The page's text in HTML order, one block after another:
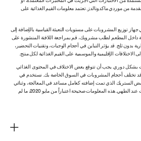
من الاختبارات التي أجريت في المختبرات المعتمدة، أو
من موردي ماكدونالدز. تعتمد معلومات القيم الغذائية على
توزيع المشروبات على مستويات التعبئة القياسية بالإضافة إلى
داخل المطعم لطلب مشروبك، قم بمراجعة اللافتة المنشورة على
بدون ثلج. قد يؤثر التباين في أحجام الوجبات، وتقنيات التحضير،
الاختلافات الإقليمية والموسمية على القيم الغذائية لكل منتج.
بشكل دوري. يجب أن تتوقع بعض الاختلاف في المحتوى الغذائي
قد تختلف أحجام المشروبات في السوق الخاصة بك. نستخدم في
الستريك الذي تمت إضافته كعامل مساعد في المعالجة، وثنائي
ميثيل بولي سيلوكسين لتقليل تناثر الزيت عند الطهي. هذه المعلومات صحيحة اعتباراً من مايو 2020، ما لم